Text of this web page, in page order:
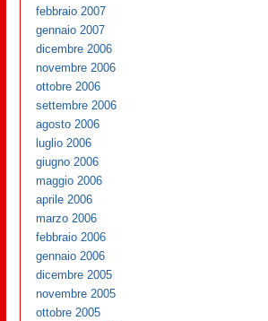
febbraio 2007
gennaio 2007
dicembre 2006
novembre 2006
ottobre 2006
settembre 2006
agosto 2006
luglio 2006
giugno 2006
maggio 2006
aprile 2006
marzo 2006
febbraio 2006
gennaio 2006
dicembre 2005
novembre 2005
ottobre 2005